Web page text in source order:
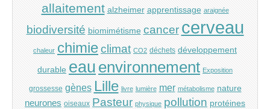
allaitement alzheimer apprentissage araignée
biodiversité biomimétisme cancer cerveau
chaleur chimieclimat CO2 déchets développement
durable eau environnement Exposition
grossesse gènes Lille livre lumière mer métabolisme nature
neurones oiseaux Pasteur physique pollution protéines